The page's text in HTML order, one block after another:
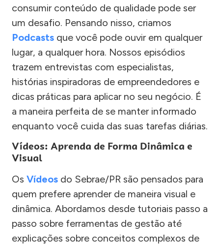
consumir conteúdo de qualidade pode ser
um desafio. Pensando nisso, criamos
Podcasts que você pode ouvir em qualquer
lugar, a qualquer hora. Nossos episódios
trazem entrevistas com especialistas,
histórias inspiradoras de empreendedores e
dicas práticas para aplicar no seu negócio. É
a maneira perfeita de se manter informado
enquanto você cuida das suas tarefas diárias.
Vídeos: Aprenda de Forma Dinâmica e
Visual
Os Vídeos do Sebrae/PR são pensados para
quem prefere aprender de maneira visual e
dinâmica. Abordamos desde tutoriais passo a
passo sobre ferramentas de gestão até
explicações sobre conceitos complexos de